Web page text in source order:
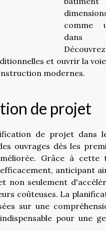
comme
dans
et ouvrir la
modernes.
de projet
de projet dans
ouvrages dès les
Grâce à cette
anticipant
non seulement
coûteuses. La
sur une
pour une